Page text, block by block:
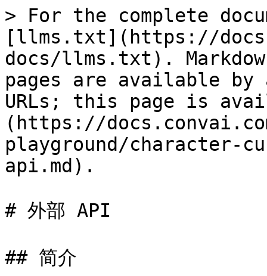
> For the complete
[llms.txt](https://
docs/llms.txt).
pages are available by
URLs; this page is
(https://
playground/character-
api.md).
# 外部 API
## 简介